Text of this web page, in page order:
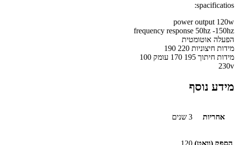
spacificatios:
power output 120w
frequency response 50hz -150hz
הפעלה אוטומטית
מידות חיצוניות 220 190
מידות חיתוך 195 170 עומק 100
230v
מידע נוסף
אחריות 3 שנים
הספק (וואט) 120